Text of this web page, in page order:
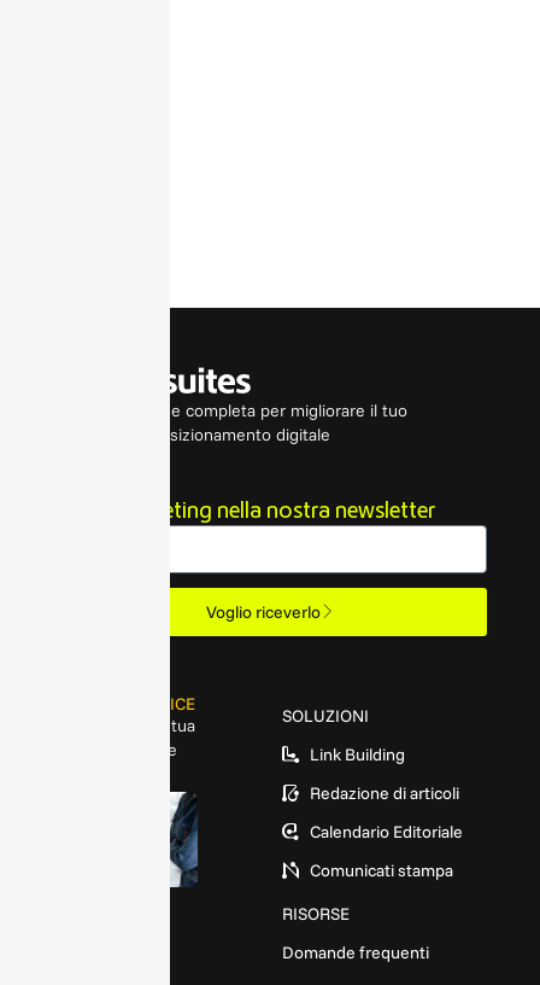
Una soluzione completa per migliorare il tuo
posizionamento digitale
SEO e marketing nella nostra newsletter
Voglio riceverlo
MANAGED SERVICE
Esperti SEO a tua
disposizione
SOLUZIONI
Link Building
Redazione di articoli
Calendario Editoriale
Comunicati stampa
RISORSE
Domande frequenti